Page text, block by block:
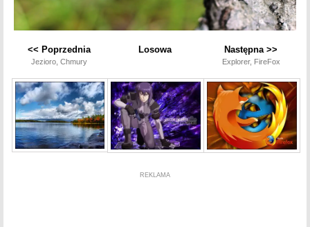
<< Poprzednia
Jezioro, Chmury
Losowa Następna >>
Explorer, FireFox
REKLAMA